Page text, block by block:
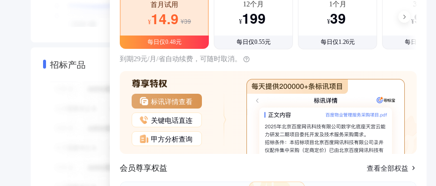
招标产品
首月试用
¥14.9 ¥39
每日仅0.48元
12个月
¥199
每日仅0.55元
1个月
¥39
每日仅1.26元
3个月
¥99
每日仅1.08元
到期29元/月/省自动续费，可随时取消。
标讯详情查看
关键电话直连
甲方分析查询
会员尊享权益 查看全部权益